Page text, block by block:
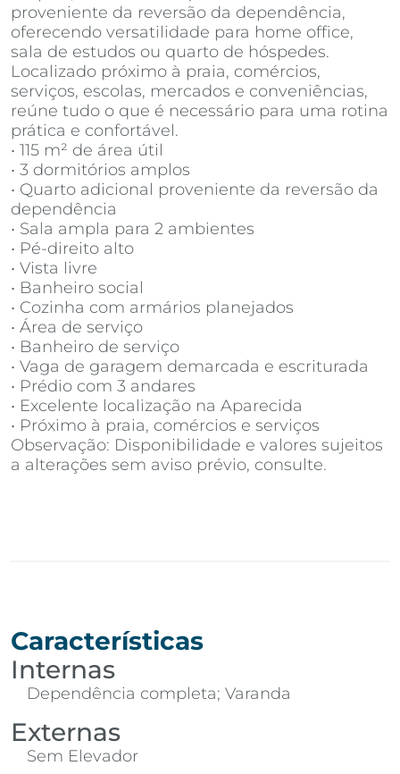
proveniente da reversão da dependência,
oferecendo versatilidade para home office,
sala de estudos ou quarto de hóspedes.
Localizado próximo à praia, comércios,
serviços, escolas, mercados e conveniências,
reúne tudo o que é necessário para uma rotina
prática e confortável.
• 115 m² de área útil
• 3 dormitórios amplos
• Quarto adicional proveniente da reversão da
dependência
• Sala ampla para 2 ambientes
• Pé-direito alto
• Vista livre
• Banheiro social
• Cozinha com armários planejados
• Área de serviço
• Banheiro de serviço
• Vaga de garagem demarcada e escriturada
• Prédio com 3 andares
• Excelente localização na Aparecida
• Próximo à praia, comércios e serviços
Observação: Disponibilidade e valores sujeitos
a alterações sem aviso prévio, consulte.
Características
Internas
Dependência completa; Varanda
Externas
Sem Elevador